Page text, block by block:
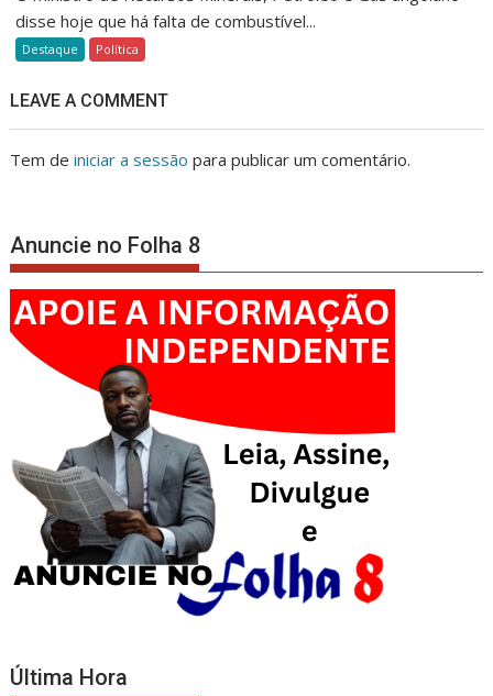
disse hoje que há falta de combustível...
Destaque Política
LEAVE A COMMENT
Tem deiniciar a sessão para publicar um comentário.
Anuncie no Folha 8
Última Hora